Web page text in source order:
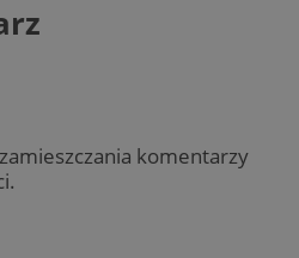
komentarzy